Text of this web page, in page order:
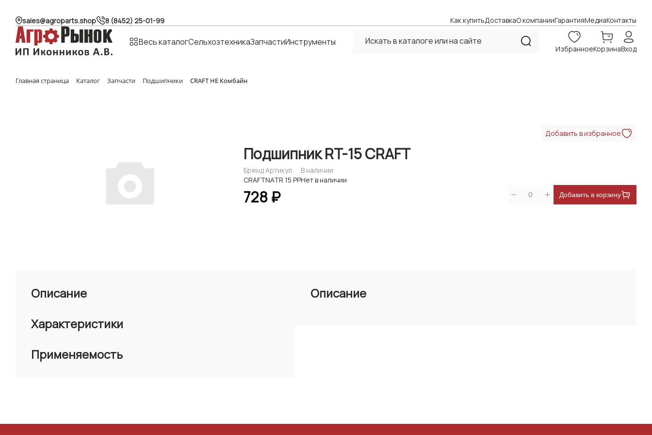
sales@agroparts.shop 8 (8452) 25-01-99 Как купитьДоставкаО компанииГарантияМедиаКонтакты
Весь каталогСельхозтехникаЗапчастиИнструменты
ИзбранноеКорзинаВход
Главная страница Каталог Запчасти Подшипники CRAFT НЕ Комбайн
Добавить в избранное
Подшипник RT-15 CRAFT
Бренд
CRAFT
Артикул
NATR 15 PP
В наличии
Нет в наличии
728 ₽ 0 Добавить в корзину
Описание
Характеристики
Применяемость
Описание